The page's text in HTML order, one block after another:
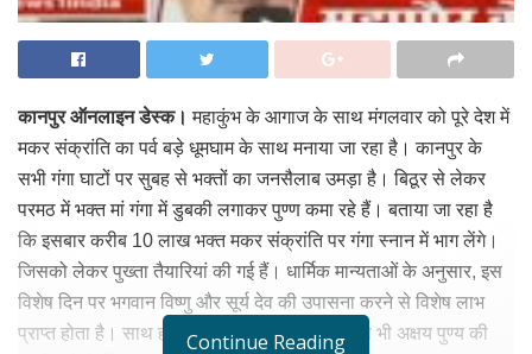
कानपुर ऑनलाइन डेस्क। महाकुंभ के आगाज के साथ मंगलवार को पूरे देश में
मकर संक्रांति का पर्व बड़े धूमघाम के साथ मनाया जा रहा है। कानपुर के
सभी गंगा घाटों पर सुबह से भक्तों का जनसैलाब उमड़ा है। बिठूर से लेकर
परमठ में भक्त मां गंगा में डुबकी लगाकर पुण्ण कमा रहे हैं। बताया जा रहा है
कि इसबार करीब 10 लाख भक्त मकर संक्रांति पर गंगा स्नान में भाग लेंगे।
जिसको लेकर पुख्ता तैयारियां की गई हैं। धार्मिक मान्यताओं के अनुसार, इस
विशेष दिन पर भगवान विष्णु और सूर्य देव की उपासना करने से विशेष लाभ
प्राप्त होता है। साथ ही इस दिन पवित्र स्नान करने से भी अक्षय पुण्य की
Continue Reading